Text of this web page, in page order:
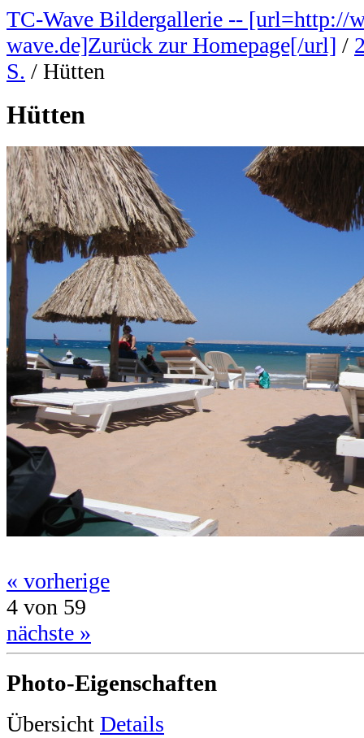
TC-Wave Bildergallerie -- [url=http://
wave.de]Zurück zur Homepage[/url] /
S. / Hütten
Hütten
« vorherige
4 von 59
nächste »
Photo-Eigenschaften
Übersicht Details